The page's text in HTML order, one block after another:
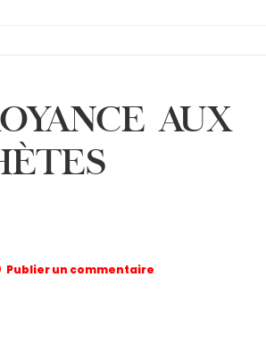
AUX
Publier un commentaire